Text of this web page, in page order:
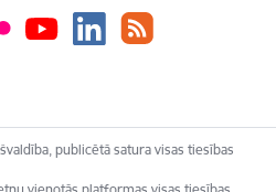
publicētā satura visas tiesības